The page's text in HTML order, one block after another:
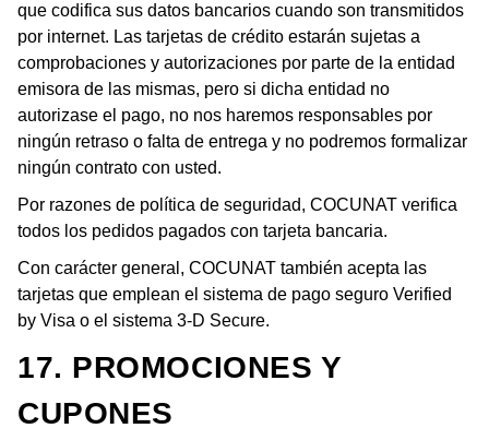
que codifica sus datos bancarios cuando son transmitidos
por internet. Las tarjetas de crédito estarán sujetas a
comprobaciones y autorizaciones por parte de la entidad
emisora de las mismas, pero si dicha entidad no
autorizase el pago, no nos haremos responsables por
ningún retraso o falta de entrega y no podremos formalizar
ningún contrato con usted.
Por razones de política de seguridad, COCUNAT verifica
todos los pedidos pagados con tarjeta bancaria.
Con carácter general, COCUNAT también acepta las
tarjetas que emplean el sistema de pago seguro Verified
by Visa o el sistema 3-D Secure.
17. PROMOCIONES Y
CUPONES